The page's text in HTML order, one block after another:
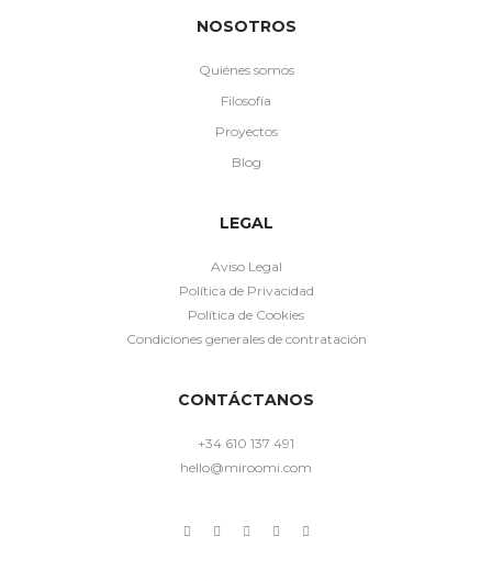
NOSOTROS
Quiénes somos
Filosofía
Proyectos
Blog
LEGAL
Aviso Legal
Política de Privacidad
Política de Cookies
Condiciones generales de contratación
CONTÁCTANOS
+34 610 137 491
hello@miroomi.com